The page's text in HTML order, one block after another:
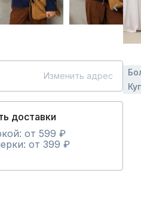
Изменить адрес
доставки
от 599 ₽
от 399 ₽